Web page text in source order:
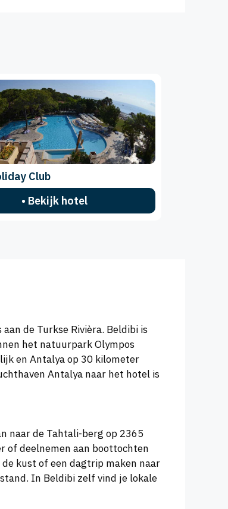
Club
• Bekijk hotel
de Turkse Rivièra. Beldibi is
het natuurpark Olympos
en Antalya op 30 kilometer
Antalya naar het hotel is
naar de Tahtali-berg op 2365
of deelnemen aan boottochten
kust of een dagtrip maken naar
In Beldibi zelf vind je lokale